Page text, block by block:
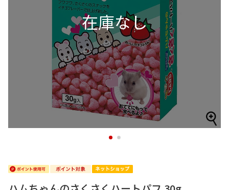
1 2